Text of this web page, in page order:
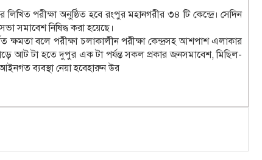
পরীক্ষা অনুষ্ঠিত হবে রংপুর মহানগরীর ৩৪ টি কেন্দ্রে। সেদিন
সমাবেশ নিষিদ্ধ করা হয়েছে।
বলে পরীক্ষা চলাকালীন পরীক্ষা কেন্দ্রসহ আশপাশ এলাকার
সাড়ে আট টা হতে দুপুর এক টা পর্যন্ত সকল প্রকার জনসমাবেশ, মিছিল-
ব্যবস্থা নেয়া হবেহারুন উর